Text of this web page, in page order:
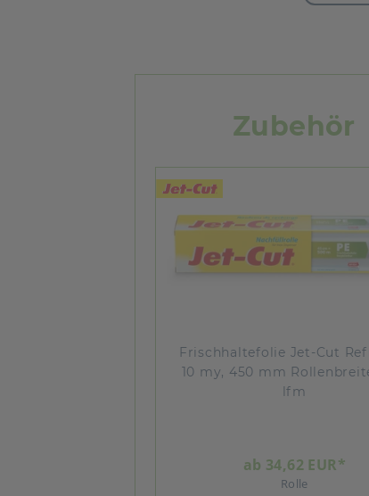
Zubehör
Frischhaltefolie Jet-Cut
10 my, 450 mm
lfm
ab 34,62 EUR*
Rolle